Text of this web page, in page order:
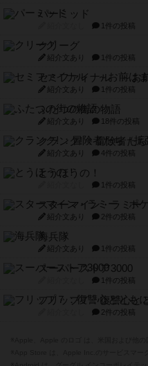
パーミッド
1件の投稿
クリーグ
紹介文あり 1件の投稿
セミファイナル ～お
紹介文あり 1件の投稿
ふたつの街の物語
紹介文あり 18件の投稿
クランク! ：冒険者たち
紹介文あり 4件の投稿
とうほうの！
1件の投稿
スターマイン・ラミー
紹介文あり 2件の投稿
海兵隊
紹介文あり 1件の投稿
スーパーストア3000
1件の投稿
フリップ７：復讐心と
2件の投稿